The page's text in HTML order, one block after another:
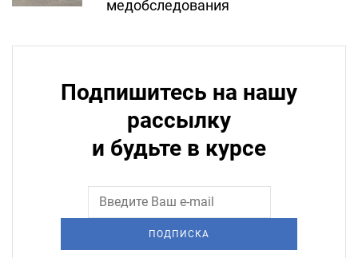
медобследования
Подпишитесь на нашу
рассылку
и будьте в курсе
ПОДПИСКА